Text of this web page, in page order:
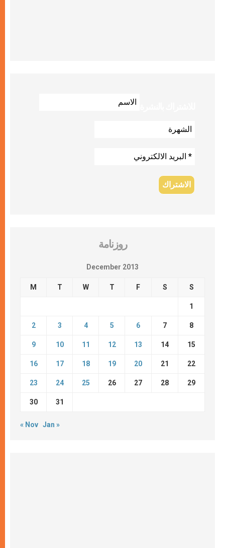
روزنامة
December 2013
M T W T F S S
1
2 3 4 5 6 7 8
9 10 11 12 13 14 15
16 17 18 19 20 21 22
23 24 25 26 27 28 29
30 31
« Nov Jan »